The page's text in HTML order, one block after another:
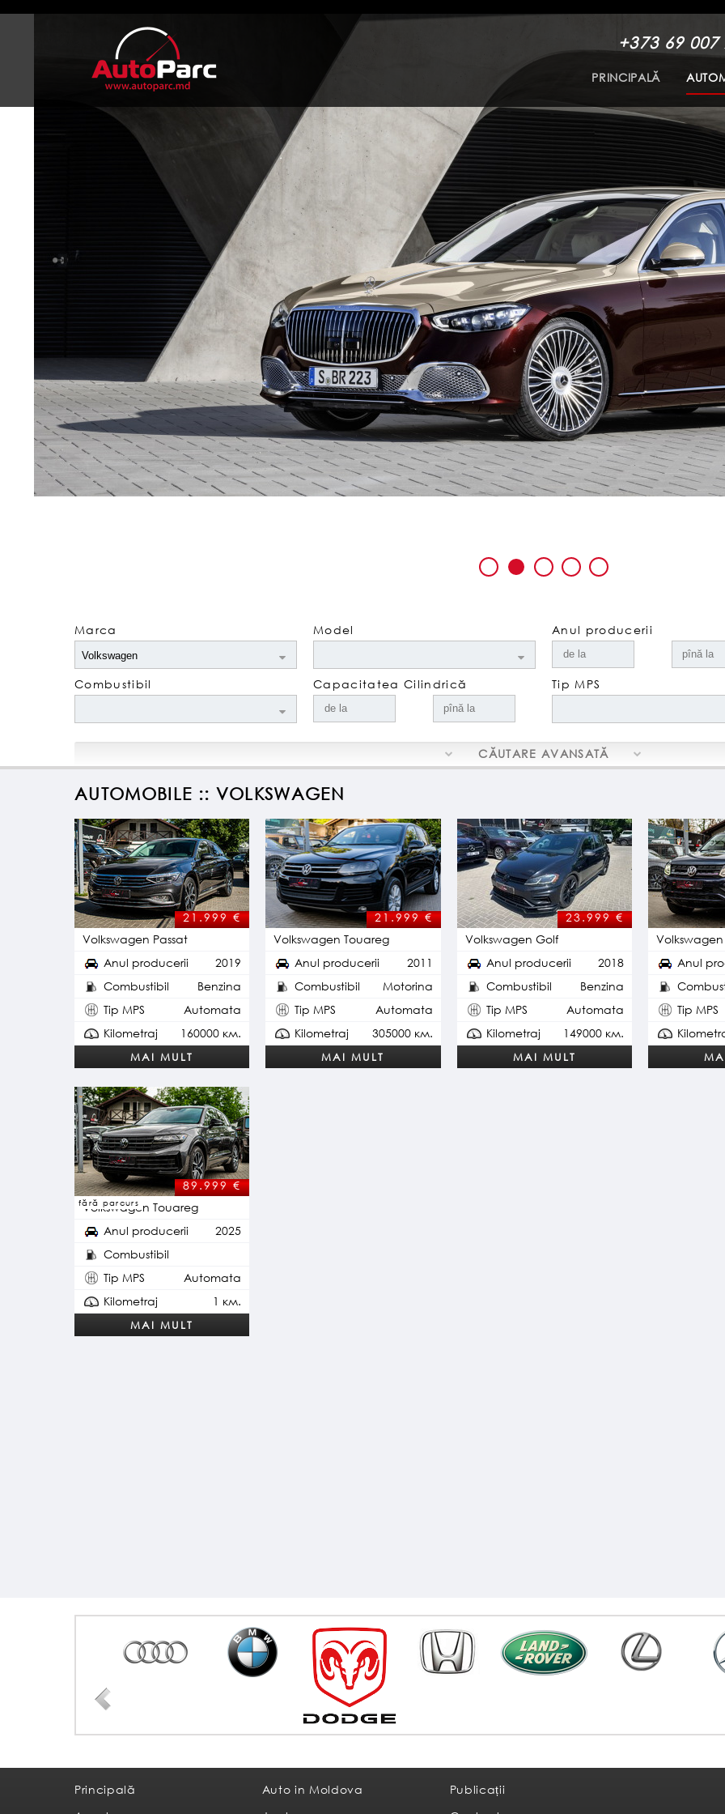
+373 69 007
PRINCIPALĂ
Marca Model Anul producerii
Combustibil Capacitatea Cilindrică Tip MPS
CĂUTARE AVANSATĂ
AUTOMOBILE :: VOLKSWAGEN
21.999 €
Volkswagen Passat
Anul producerii
2019
Combustibil
Benzina
Tip MPS
Automata
Kilometraj
160000 км.
MAI MULT
21.999 €
Volkswagen Touareg
Anul producerii
2011
Combustibil
Motorina
Tip MPS
Automata
Kilometraj
305000 км.
MAI MULT
23.999 €
Volkswagen Golf
Anul producerii
2018
Combustibil
Benzina
Tip MPS
Automata
Kilometraj
149000 км.
MAI MULT
Anul
Tip MPS
fără parcurs
89.999 €
Volkswagen Touareg
Anul producerii
2025
Combustibil
Plug-in Hybrid
Tip MPS
Automata
Kilometraj
1 км.
MAI MULT
Principală Auto in Moldova
Publicații